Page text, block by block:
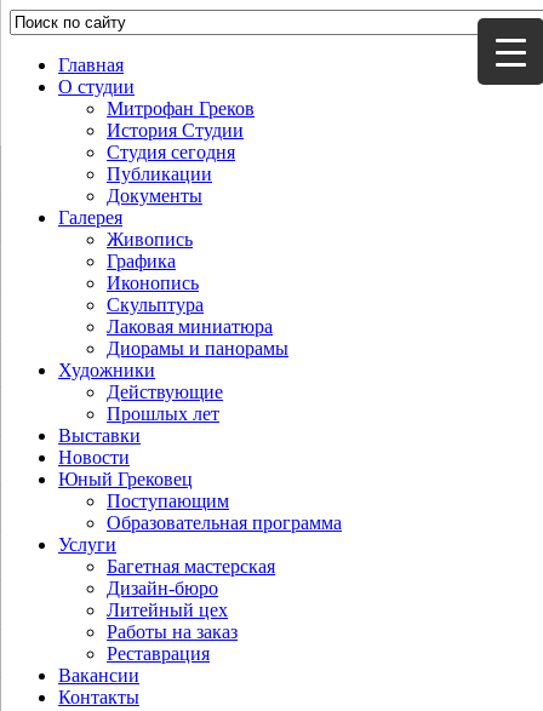
Главная
О студии
Митрофан Греков
История Студии
Студия сегодня
Публикации
Документы
Галерея
Живопись
Графика
Иконопись
Скульптура
Лаковая миниатюра
Диорамы и панорамы
Художники
Действующие
Прошлых лет
Выставки
Новости
Юный Грековец
Поступающим
Образовательная программа
Услуги
Багетная мастерская
Дизайн-бюро
Литейный цех
Работы на заказ
Реставрация
Вакансии
Контакты